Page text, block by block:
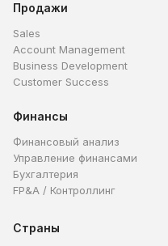
Продажи
Sales
Account Management
Business Development
Customer Success
Финансы
Финансовый анализ
Управление финансами
Бухгалтерия
FP&A / Контроллинг
Страны